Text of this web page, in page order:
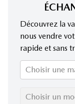
Découvrez la
nous vendre
rapide et sans
Choisir une
Choisir un